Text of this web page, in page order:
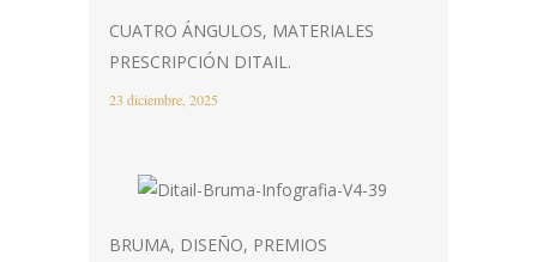
CUATRO ÁNGULOS, MATERIALES
PRESCRIPCIÓN DITAIL.
23 diciembre, 2025
BRUMA, DISEÑO, PREMIOS